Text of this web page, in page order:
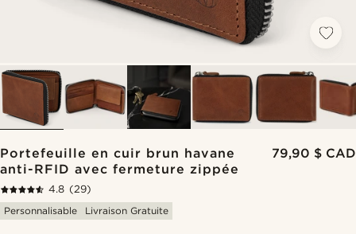
Portefeuille en cuir brun havane
anti-RFID avec fermeture zippée
79,90 $ CAD
4.8 (29)
Personnalisable
Livraison Gratuite